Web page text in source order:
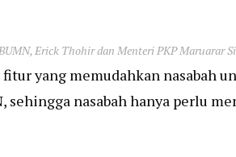
Erick Thohir dan Menteri PKP Maruarar
yang memudahkan nasabah
nasabah hanya perlu